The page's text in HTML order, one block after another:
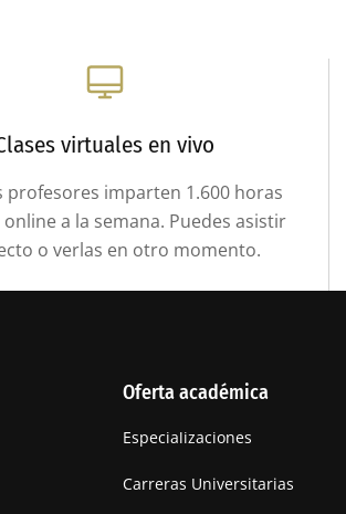
virtuales en vivo
profesores imparten 1.600 horas
online a la semana. Puedes asistir
o verlas en otro momento.
Oferta académica
Especializaciones
Carreras Universitarias